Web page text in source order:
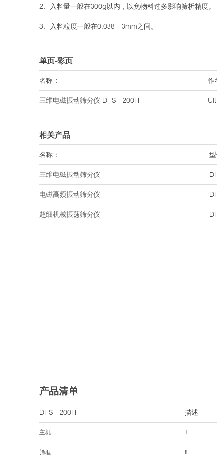
2、入料量一般在300g以内，以免物料过多影响筛析精度。
3、入料粒度一般在0.038—3mm之间。
单页-彩页
名称： 作
三维电磁振动筛分仪 DHSF-200H
相关产品
名称：
三维电磁振动筛分仪
电磁高频振动筛分仪
超细机械振荡筛分仪
产品清单
DHSF-200H
主机
筛框
描述
1
8